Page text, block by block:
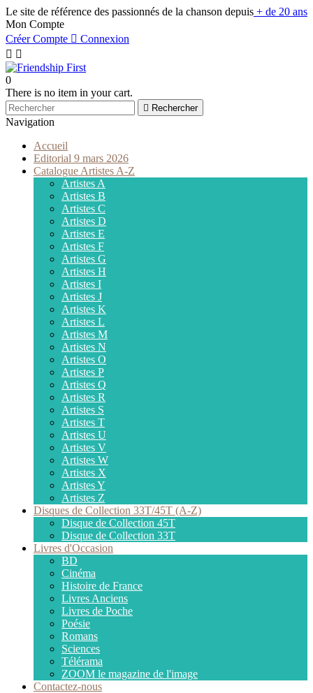
Le site de référence des passionnés de la chanson depuis + de 20 ans
Mon Compte
Créer Compte  Connexion
 
0
There is no item in your cart.
 Rechercher
Navigation
Accueil
Editorial 9 mars 2026
Catalogue Artistes A-Z
Artistes A
Artistes B
Artistes C
Artistes D
Artistes E
Artistes F
Artistes G
Artistes H
Artistes I
Artistes J
Artistes K
Artistes L
Artistes M
Artistes N
Artistes O
Artistes P
Artistes Q
Artistes R
Artistes S
Artistes T
Artistes U
Artistes V
Artistes W
Artistes X
Artistes Y
Artistes Z
Disques de Collection 33T/45T (A-Z)
Disque de Collection 45T
Disque de Collection 33T
Livres d'Occasion
BD
Cinéma
Histoire de France
Livres Anciens
Livres de Poche
Poésie
Romans
Sciences
Télérama
ZOOM le magazine de l'image
Contactez-nous